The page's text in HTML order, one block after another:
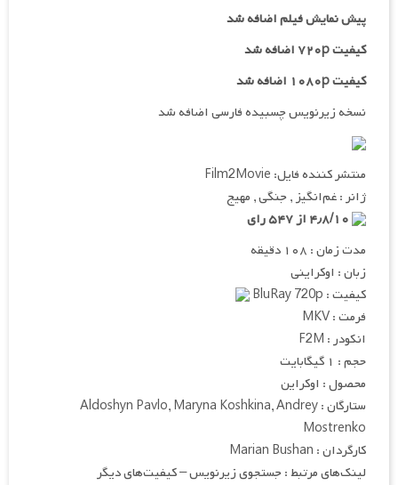
پیش نمایش فیلم اضافه شد
کیفیت ۷۲۰p اضافه شد
کیفیت ۱۰۸۰p اضافه شد
نسخه زیرنویس چسبیده فارسی اضافه شد
منتشر کننده فایل: Film2Movie
ژانر : غم‌انگیز , جنگی , مهیج
مدت زمان : ۱۰۸ دقیقه
زبان : اوکراینی
کیفیت : BluRay 720p
فرمت : MKV
انکودر : F2M
حجم : ۱ گیگابایت
محصول : اوکراین
ستارگان : Aldoshyn Pavlo, Maryna Koshkina, Andrey
Mostrenko
کارگردان : Marian Bushan
لینک‌های مرتبط : جستجوی زیرنویس – کیفیت‌های دیگر